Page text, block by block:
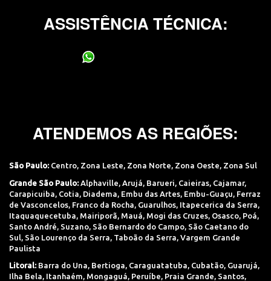
ASSISTÊNCIA TÉCNICA:
ATENDEMOS AS REGIÕES:
São Paulo: Centro, Zona Leste, Zona Norte, Zona Oeste, Zona Sul
Grande São Paulo: Alphaville Arujá Barueri Caieiras Cajamar,
Carapicuiba Cotia Diadema Embu das Artes Embu-Guaçu Ferraz
de Vasconcelos Franco da Rocha Guarulhos Itapecerica da Serra
Itaquaquecetuba Mairiporã Mauá Mogi das Cruzes Osasco Poá
Santo André Suzano São Bernardo do Campo São Caetano do
Sul São Lourenço da Serra Taboão da Serra Vargem Grande
Paulista
Litoral: Barra do Una, Bertioga, Caraguatatuba, Cubatão, Guarujá,
Ilha Bela, Itanhaém, Mongaguá, Peruíbe, Praia Grande, Santos,